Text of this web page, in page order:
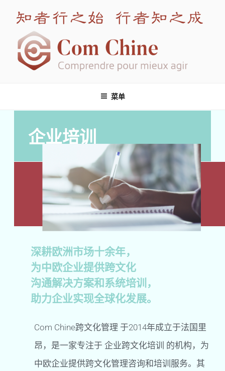
菜单
企业培训
深耕欧洲市场十余年，
为中欧企业提供跨文化
沟通解决方案和系统培训，
助力企业实现全球化发展。
Com Chine跨文化管理 于2014年成立于法国里
昂，是一家专注于 企业跨文化培训 的机构，为
中欧企业提供跨文化管理咨询和培训服务。其